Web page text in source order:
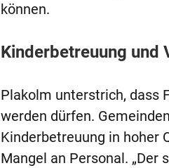
können.
Kinderbetreuung und
Plakolm unterstrich, dass
werden dürfen.
Kinderbetreuung in hoher
Mangel an Personal.